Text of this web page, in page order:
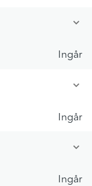
Ingår
Ingår
Ingår